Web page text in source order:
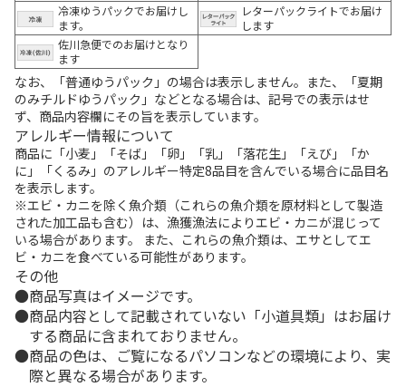
冷凍ゆうパックでお届けし
ます。
レターパックライトでお届け
します
佐川急便でのお届けとなり
ます
なお、「普通ゆうパック」の場合は表示しません。また、「夏期
のみチルドゆうパック」などとなる場合は、記号での表示はせ
ず、商品内容欄にその旨を表示しています。
アレルギー情報について
商品に「小麦」「そば」「卵」「乳」「落花生」「えび」「か
に」「くるみ」のアレルギー特定8品目を含んでいる場合に品目名
を表示します。
※エビ・カニを除く魚介類（これらの魚介類を原材料として製造
された加工品も含む）は、漁獲漁法によりエビ・カニが混じって
いる場合があります。 また、これらの魚介類は、エサとしてエ
ビ・カニを食べている可能性があります。
その他
商品写真はイメージです。
商品内容として記載されていない「小道具類」はお届け
する商品に含まれておりません。
商品の色は、ご覧になるパソコンなどの環境により、実
際と異なる場合があります。